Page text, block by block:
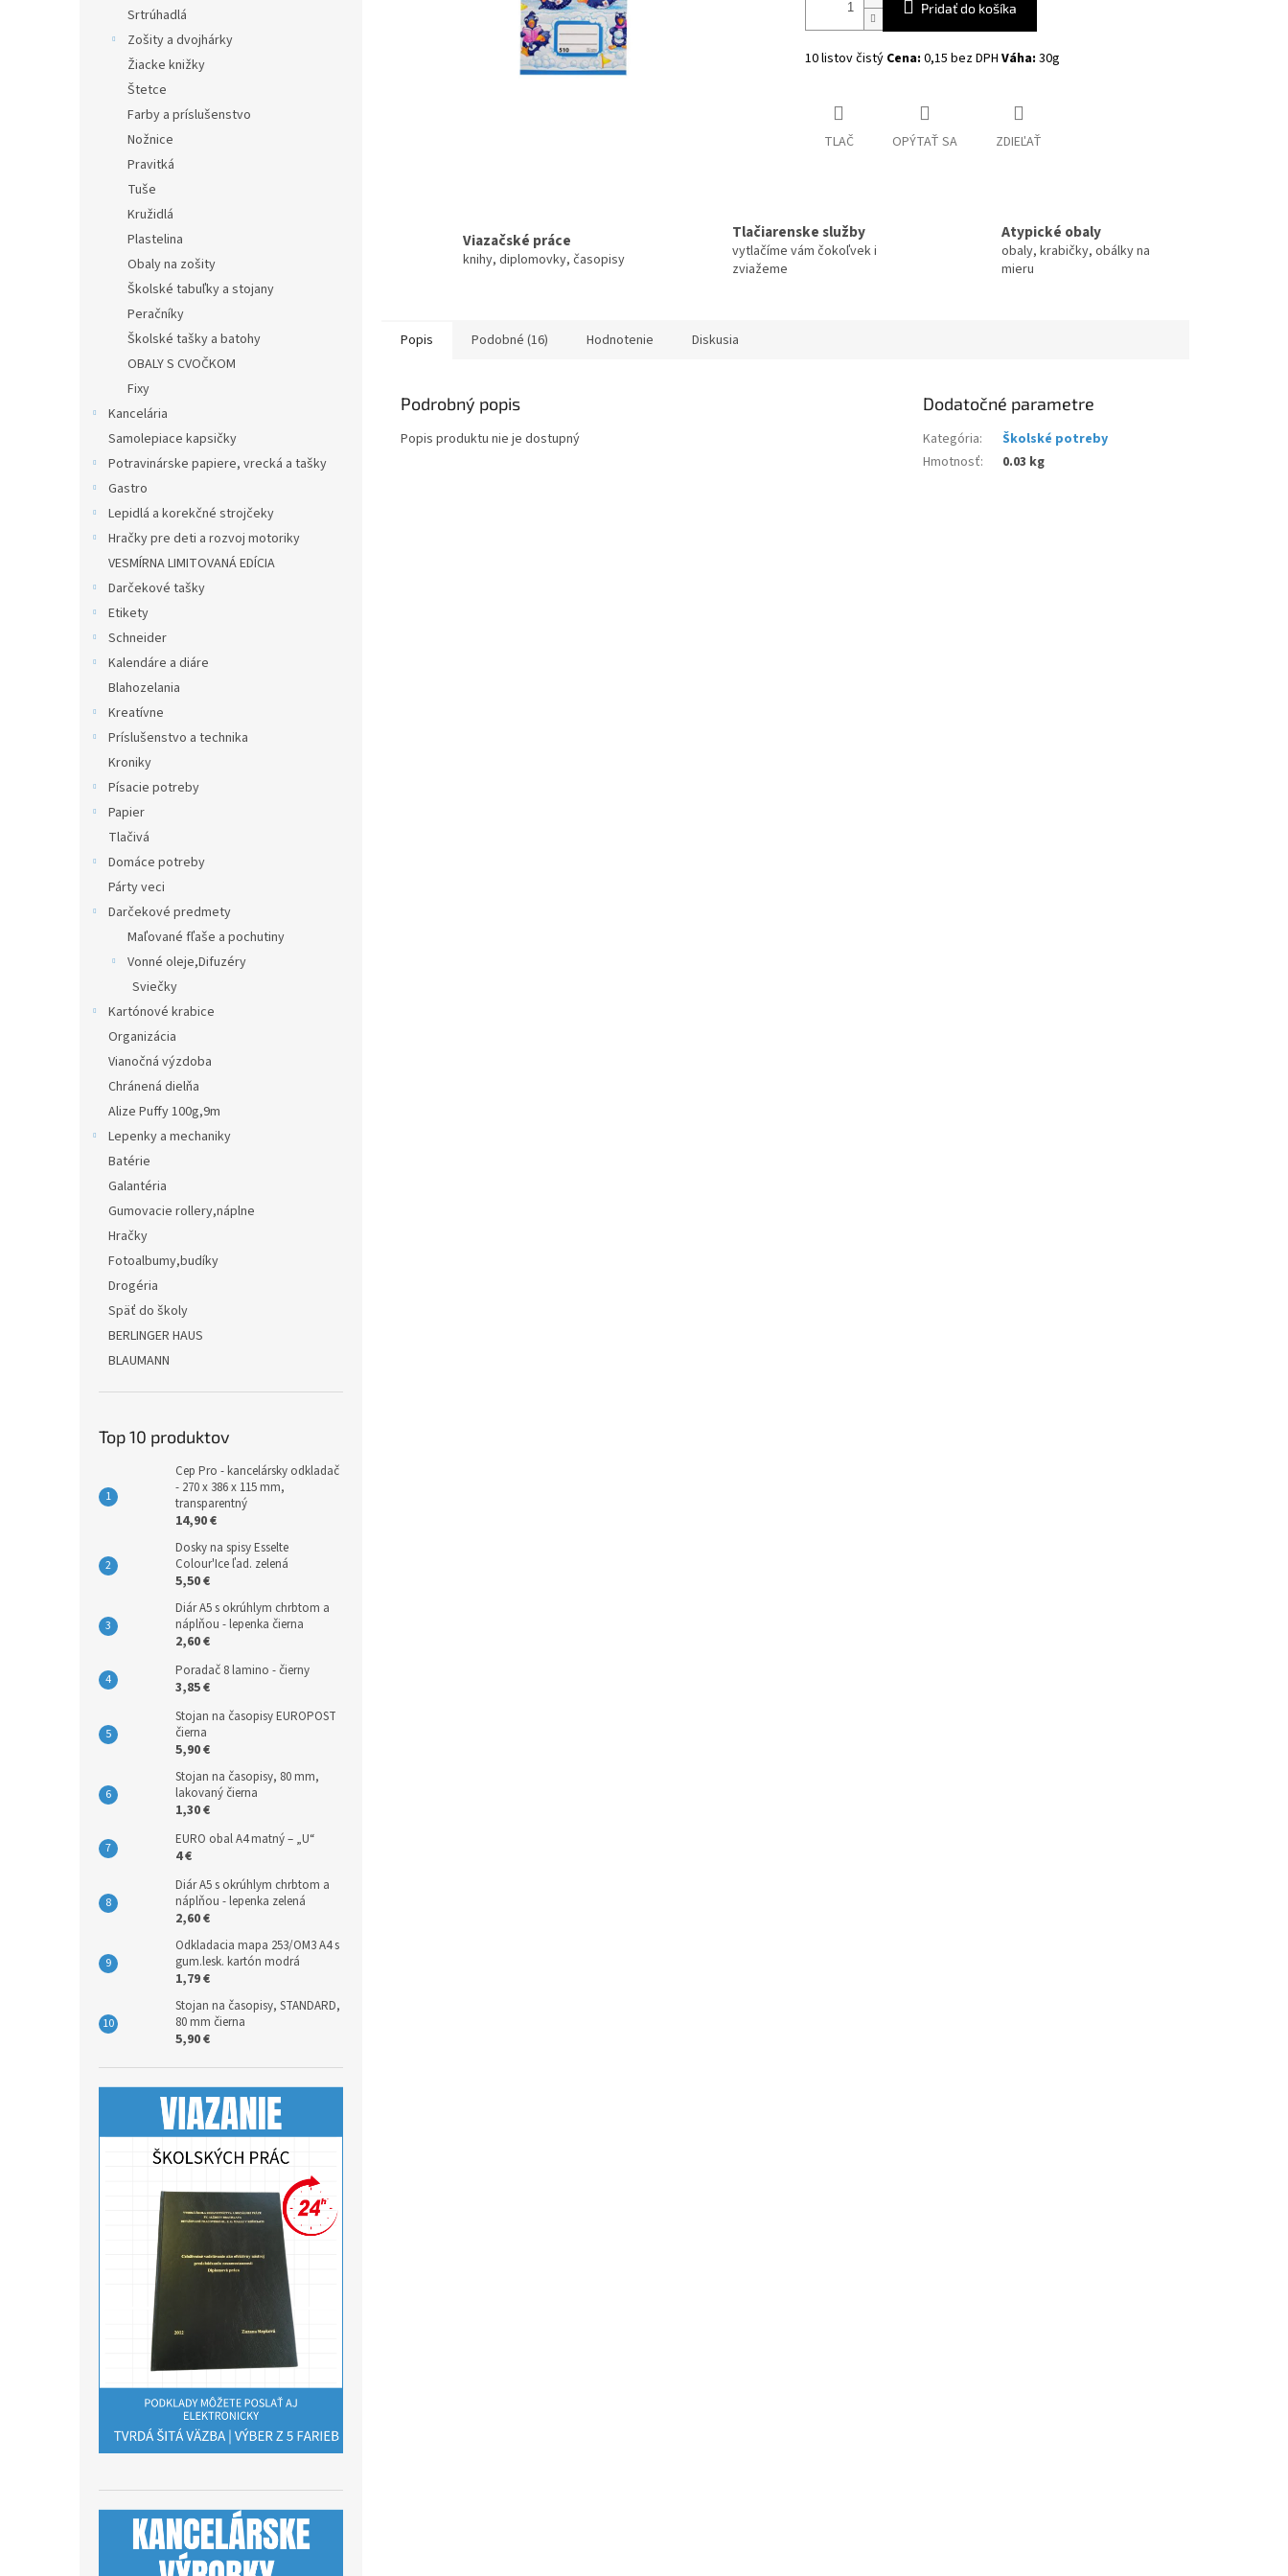
Srtrúhadlá
Zošity a dvojhárky
Žiacke knižky
Štetce
Farby a príslušenstvo
Nožnice
Pravitká
Tuše
Kružidlá
Plastelina
Obaly na zošity
Školské tabuľky a stojany
Peračníky
Školské tašky a batohy
OBALY S CVOČKOM
Fixy
Kancelária
Samolepiace kapsičky
Potravinárske papiere, vrecká a tašky
Gastro
Lepidlá a korekčné strojčeky
Hračky pre deti a rozvoj motoriky
VESMÍRNA LIMITOVANÁ EDÍCIA
Darčekové tašky
Etikety
Schneider
Kalendáre a diáre
Blahozelania
Kreatívne
Príslušenstvo a technika
Kroniky
Písacie potreby
Papier
Tlačivá
Domáce potreby
Párty veci
Darčekové predmety
Maľované fľaše a pochutiny
Vonné oleje,Difuzéry
Sviečky
Kartónové krabice
Organizácia
Vianočná výzdoba
Chránená dielňa
Alize Puffy 100g,9m
Lepenky a mechaniky
Batérie
Galantéria
Gumovacie rollery,náplne
Hračky
Fotoalbumy,budíky
Drogéria
Späť do školy
BERLINGER HAUS
BLAUMANN
Top 10 produktov
Cep Pro - kancelársky odkladač
- 270 x 386 x 115 mm,
transparentný
14,90 €
Dosky na spisy Esselte
Colour'Ice ľad. zelená
5,50 €
Diár A5 s okrúhlym chrbtom a
náplňou - lepenka čierna
2,60 €
Poradač 8 lamino - čierny
3,85 €
Stojan na časopisy EUROPOST
čierna
5,90 €
Stojan na časopisy, 80 mm,
lakovaný čierna
1,30 €
EURO obal A4 matný – „U“
4 €
Diár A5 s okrúhlym chrbtom a
náplňou - lepenka zelená
2,60 €
Odkladacia mapa 253/OM3 A4 s
gum.lesk. kartón modrá
1,79 €
Stojan na časopisy, STANDARD,
80 mm čierna
5,90 €
Pridať do košíka
10 listovčistý Cena: 0,15 bez DPH Váha: 30g
TLAČ OPÝTAŤ SA ZDIEĽAŤ
Viazačské práce
knihy, diplomovky, časopisy
Tlačiarenske služby
vytlačíme vám čokoľvek i
zviažeme
Atypické obaly
obaly, krabičky, obálky na
mieru
Popis Podobné (16) Hodnotenie Diskusia
Podrobný popis
Popis produktu nie je dostupný
Dodatočné parametre
Kategória:
Školské potreby
Hmotnosť: 0.03 kg